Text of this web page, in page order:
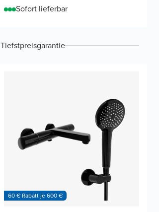
Sofort lieferbar
Tiefstpreisgarantie
60 € Rabatt je 600 €